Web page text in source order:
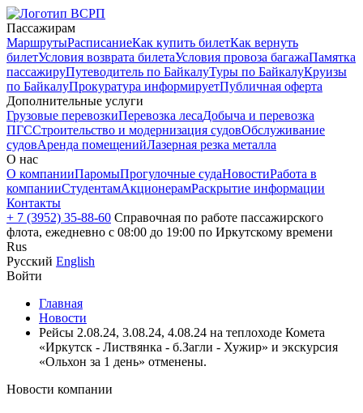
Пассажирам
МаршрутыРасписаниеКак купить билетКак вернуть
билетУсловия возврата билетаУсловия провоза багажаПамятка
пассажируПутеводитель по БайкалуТуры по БайкалуКруизы
по БайкалуПрокуратура информируетПубличная оферта
Дополнительные услуги
Грузовые перевозкиПеревозка лесаДобыча и перевозка
ПГССтроительство и модернизация судовОбслуживание
судовАренда помещенийЛазерная резка металла
О нас
О компанииПаромыПрогулочные судаНовостиРабота в
компанииСтудентамАкционерамРаскрытие информации
Контакты
+ 7 (3952) 35-88-60 Справочная по работе пассажирского
флота, ежедневно с 08:00 до 19:00 по Иркутскому времени
Rus
Русский English
Войти
Главная
Новости
Рейсы 2.08.24, 3.08.24, 4.08.24 на теплоходе Комета
«Иркутск - Листвянка - б.Загли - Хужир» и экскурсия
«Ольхон за 1 день» отменены.
Новости компании